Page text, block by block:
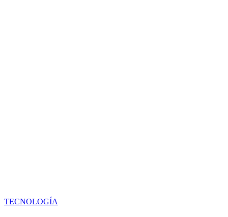
TECNOLOGÍA